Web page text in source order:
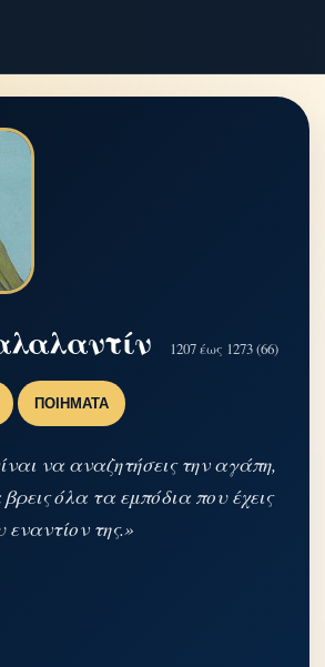
1207 έως 1273 (66)
ΠΟΙΉΜΑΤΑ
να αναζητήσεις την αγάπη,
όλα τα εμπόδια που έχεις
εναντίον της.»